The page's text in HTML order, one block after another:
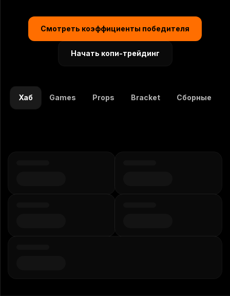
Смотреть коэффициенты победителя
Начать копи-трейдинг
Хаб Games Props Bracket Сборные